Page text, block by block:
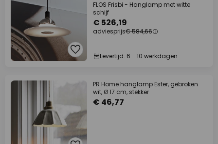
FLOS Frisbi - Hanglamp met witte
schijf
€ 526,19
adviesprijs€ 584,66
Levertijd: 6 - 10 werkdagen
PR Home hanglamp Ester, gebroken
wit, Ø 17 cm, stekker
€ 46,77